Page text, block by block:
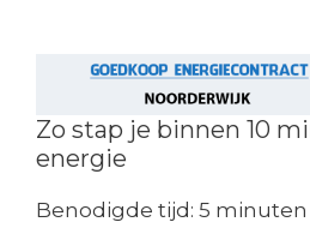
Zo stap je binnen 10
energie
Benodigde tijd: 5 minuten